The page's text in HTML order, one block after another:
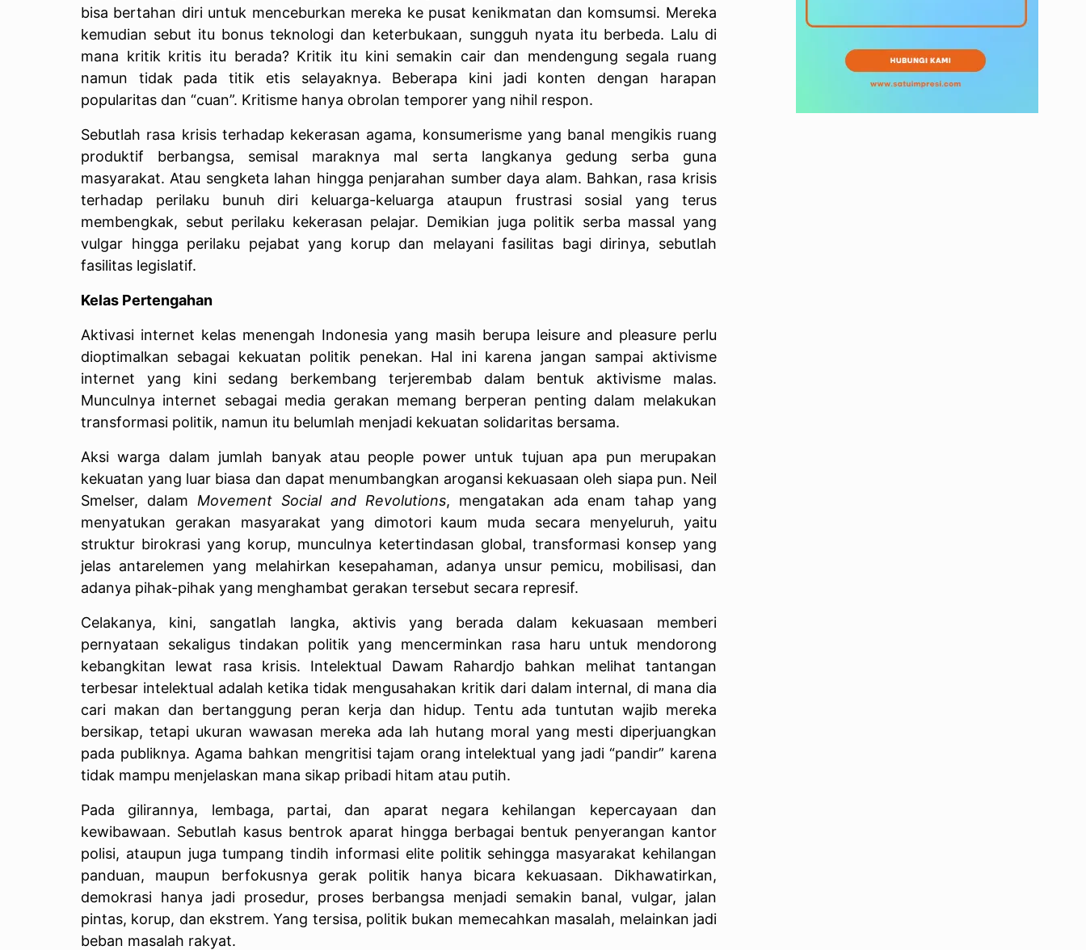
bisa bertahan diri untuk menceburkan mereka ke pusat kenikmatan dan komsumsi. Mereka
kemudian sebut itu bonus teknologi dan keterbukaan, sungguh nyata itu berbeda. Lalu di
mana kritik kritis itu berada? Kritik itu kini semakin cair dan mendengung segala ruang
namun tidak pada titik etis selayaknya. Beberapa kini jadi konten dengan harapan
popularitas dan “cuan”. Kritisme hanya obrolan temporer yang nihil respon.
Sebutlah rasa krisis terhadap kekerasan agama, konsumerisme yang banal mengikis ruang
produktif berbangsa, semisal maraknya mal serta langkanya gedung serba guna
masyarakat. Atau sengketa lahan hingga penjarahan sumber daya alam. Bahkan, rasa krisis
terhadap perilaku bunuh diri keluarga-keluarga ataupun frustrasi sosial yang terus
membengkak, sebut perilaku kekerasan pelajar. Demikian juga politik serba massal yang
vulgar hingga perilaku pejabat yang korup dan melayani fasilitas bagi dirinya, sebutlah
fasilitas legislatif.
Kelas Pertengahan
Aktivasi internet kelas menengah Indonesia yang masih berupa leisure and pleasure perlu
dioptimalkan sebagai kekuatan politik penekan. Hal ini karena jangan sampai aktivisme
internet yang kini sedang berkembang terjerembab dalam bentuk aktivisme malas.
Munculnya internet sebagai media gerakan memang berperan penting dalam melakukan
transformasi politik, namun itu belumlah menjadi kekuatan solidaritas bersama.
Aksi warga dalam jumlah banyak atau people power untuk tujuan apa pun merupakan
kekuatan yang luar biasa dan dapat menumbangkan arogansi kekuasaan oleh siapa pun. Neil
Smelser, dalam Movement Social and Revolutions, mengatakan ada enam tahap yang
menyatukan gerakan masyarakat yang dimotori kaum muda secara menyeluruh, yaitu
struktur birokrasi yang korup, munculnya ketertindasan global, transformasi konsep yang
jelas antarelemen yang melahirkan kesepahaman, adanya unsur pemicu, mobilisasi, dan
adanya pihak-pihak yang menghambat gerakan tersebut secara represif.
Celakanya, kini, sangatlah langka, aktivis yang berada dalam kekuasaan memberi
pernyataan sekaligus tindakan politik yang mencerminkan rasa haru untuk mendorong
kebangkitan lewat rasa krisis. Intelektual Dawam Rahardjo bahkan melihat tantangan
terbesar intelektual adalah ketika tidak mengusahakan kritik dari dalam internal, di mana dia
cari makan dan bertanggung peran kerja dan hidup. Tentu ada tuntutan wajib mereka
bersikap, tetapi ukuran wawasan mereka ada lah hutang moral yang mesti diperjuangkan
pada publiknya. Agama bahkan mengritisi tajam orang intelektual yang jadi “pandir” karena
tidak mampu menjelaskan mana sikap pribadi hitam atau putih.
Pada gilirannya, lembaga, partai, dan aparat negara kehilangan kepercayaan dan
kewibawaan. Sebutlah kasus bentrok aparat hingga berbagai bentuk penyerangan kantor
polisi, ataupun juga tumpang tindih informasi elite politik sehingga masyarakat kehilangan
panduan, maupun berfokusnya gerak politik hanya bicara kekuasaan. Dikhawatirkan,
demokrasi hanya jadi prosedur, proses berbangsa menjadi semakin banal, vulgar, jalan
pintas, korup, dan ekstrem. Yang tersisa, politik bukan memecahkan masalah, melainkan jadi
beban masalah rakyat.